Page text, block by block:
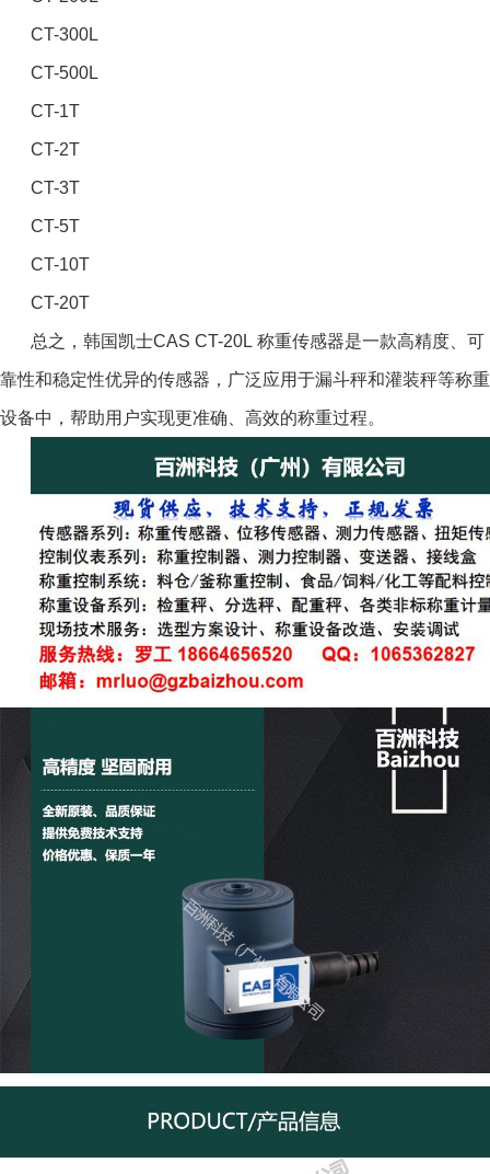
CT-300L
CT-500L
CT-1T
CT-2T
CT-3T
CT-5T
CT-10T
CT-20T
总之，韩国凯士CAS CT-20L 称重传感器是一款高精度、可
靠性和稳定性优异的传感器，广泛应用于漏斗秤和灌装秤等称重
设备中，帮助用户实现更准确、高效的称重过程。